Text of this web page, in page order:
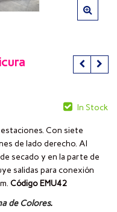
In Stock
Con siete
de lado derecho. Al
secado y en la parte de
salidas para conexión
Código EMU42
de Colores.